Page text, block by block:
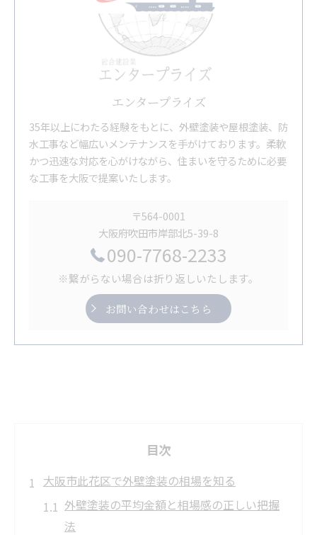
エンタープライズ
35年以上にわたる経験をもとに、外壁塗装や屋根塗装、防
水工事など幅広いメンテナンスを手がけております。柔軟
かつ迅速な対応を心がけながら、住まいを守るために必要
な工事を大阪で提案いたします。
〒564-0001
大阪府吹田市岸部北5-39-8
090-7768-2233
※繋がらない場合は折り返しいたします。
お問い合わせはこちら
目次
大阪市此花区で外壁塗装の相場を知る
外壁塗装の平均金額と相場感の正しい把握
法